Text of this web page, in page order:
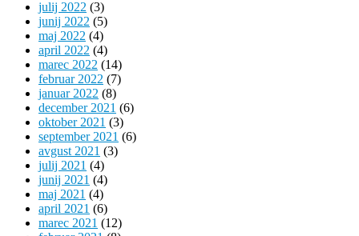
julij 2022 (3)
junij 2022 (5)
maj 2022 (4)
april 2022 (4)
marec 2022 (14)
februar 2022 (7)
januar 2022 (8)
december 2021 (6)
oktober 2021 (3)
september 2021 (6)
avgust 2021 (3)
julij 2021 (4)
junij 2021 (4)
maj 2021 (4)
april 2021 (6)
marec 2021 (12)